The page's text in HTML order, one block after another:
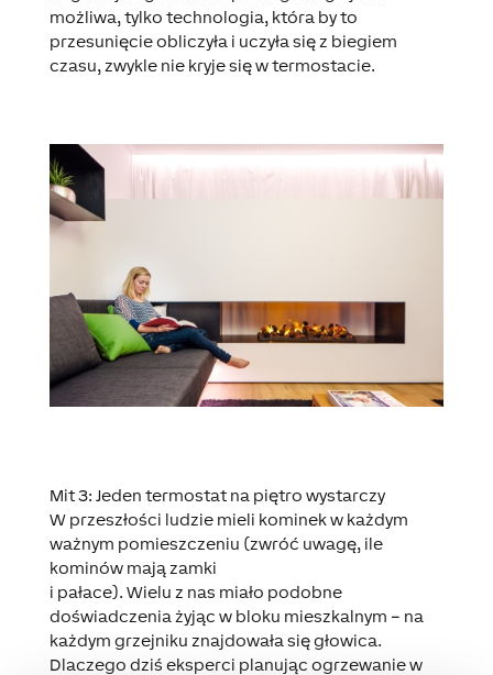
możliwa, tylko technologia, która by to
przesunięcie obliczyła i uczyła się z biegiem
czasu, zwykle nie kryje się w termostacie.
Mit 3: Jeden termostat na piętro wystarczy
W przeszłości ludzie mieli kominek w każdym
ważnym pomieszczeniu (zwróć uwagę, ile
kominów mają zamki
i pałace). Wielu z nas miało podobne
doświadczenia żyjąc w bloku mieszkalnym – na
każdym grzejniku znajdowała się głowica.
Dlaczego dziś eksperci planując ogrzewanie w